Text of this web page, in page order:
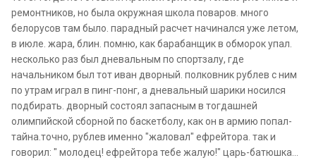
ремонтников, но была окружная школа поваров. много
белорусов там было. парадный расчет начинался уже летом,
в июле. жара, блин. помню, как барабанщик в обморок упал.
несколько раз был дневальным по спортзалу, где
начальником был тот иван дворный. полковник рублев с ним
по утрам играл в пинг-понг, а дневальный шарики носился
подбирать. дворный состоял запасным в тогдашней
олимпийской сборной по баскетболу, как он в армию попал-
тайна.точно, рублев именно "жаловал" ефрейтора. так и
говорил: " молодец! ефрейтора тебе жалую!" царь-батюшка...